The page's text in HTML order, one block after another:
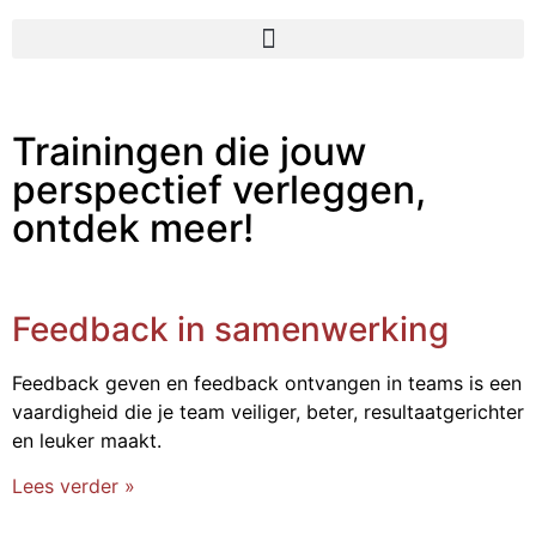
Trainingen die jouw
perspectief verleggen,
ontdek meer!
Feedback in samenwerking
Feedback geven en feedback ontvangen in teams is een
vaardigheid die je team veiliger, beter, resultaatgerichter
en leuker maakt.
Lees verder »